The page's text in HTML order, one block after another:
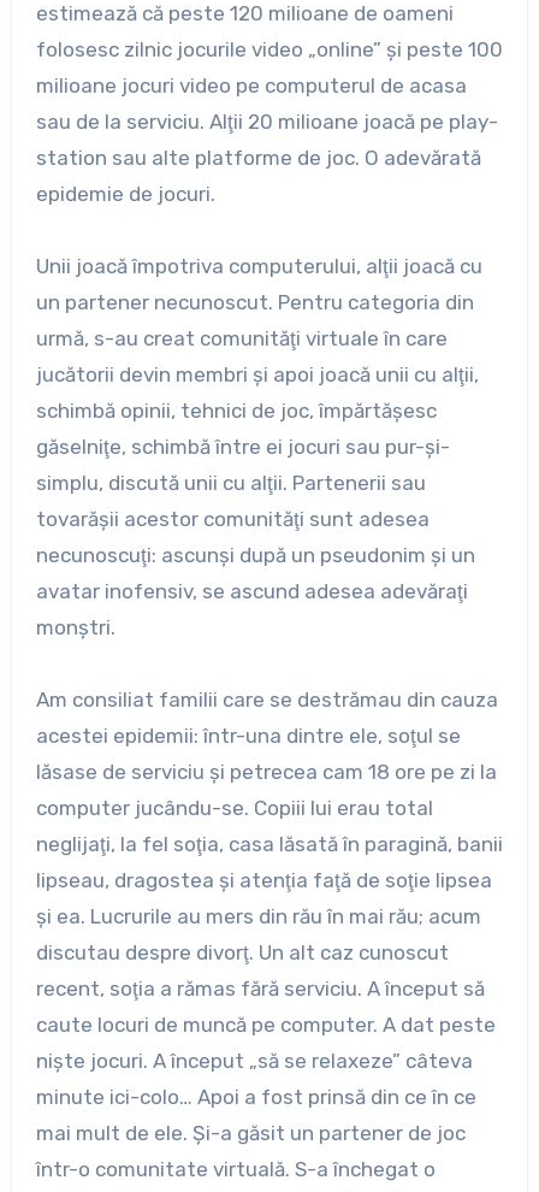
estimează că peste 120 milioane de oameni
folosesc zilnic jocurile video „online” şi peste 100
milioane jocuri video pe computerul de acasa
sau de la serviciu. Alţii 20 milioane joacă pe play-
station sau alte platforme de joc. O adevărată
epidemie de jocuri.
Unii joacă împotriva computerului, alţii joacă cu
un partener necunoscut. Pentru categoria din
urmă, s-au creat comunităţi virtuale în care
jucătorii devin membri şi apoi joacă unii cu alţii,
schimbă opinii, tehnici de joc, împărtăşesc
găselniţe, schimbă între ei jocuri sau pur-şi-
simplu, discută unii cu alţii. Partenerii sau
tovarăşii acestor comunităţi sunt adesea
necunoscuţi: ascunşi după un pseudonim şi un
avatar inofensiv, se ascund adesea adevăraţi
monştri.
Am consiliat familii care se destrămau din cauza
acestei epidemii: într-una dintre ele, soţul se
lăsase de serviciu şi petrecea cam 18 ore pe zi la
computer jucându-se. Copiii lui erau total
neglijaţi, la fel soţia, casa lăsată în paragină, banii
lipseau, dragostea şi atenţia faţă de soţie lipsea
şi ea. Lucrurile au mers din rău în mai rău; acum
discutau despre divorţ. Un alt caz cunoscut
recent, soţia a rămas fără serviciu. A început să
caute locuri de muncă pe computer. A dat peste
nişte jocuri. A început „să se relaxeze” câteva
minute ici-colo… Apoi a fost prinsă din ce în ce
mai mult de ele. Şi-a găsit un partener de joc
într-o comunitate virtuală. S-a închegat o